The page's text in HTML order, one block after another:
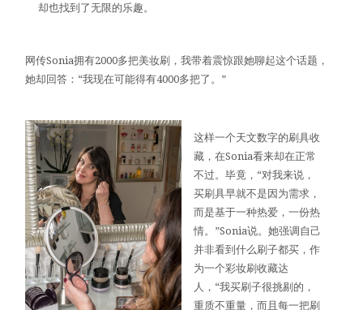
却也找到了无限的乐趣。
网传Sonia拥有2000多把美妆刷，我带着震惊跟她聊起这个话题，
她却回答：“我现在可能得有4000多把了。”
这样一个天文数字的刷具收
藏，在Sonia看来却在正常
不过。毕竟，“对我来说，
买刷具早就不是因为需求，
而是基于一种热爱，一份热
情。”Sonia说。她强调自己
并非看到什么刷子都买，作
为一个彩妆刷收藏达
人，“我买刷子很挑剔的，
重质不重量，而且每一把刷